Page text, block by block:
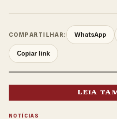
COMPARTILHAR: WhatsApp
Copiar link
LEIA
NOTÍCIAS